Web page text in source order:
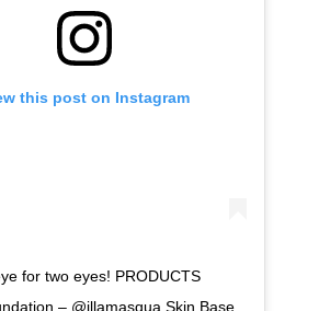
this post on Instagram
for two eyes! PRODUCTS
– @illamasqua Skin Base